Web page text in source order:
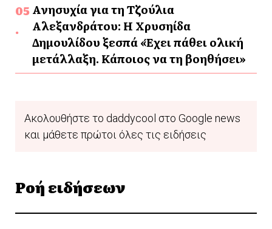
Ανησυχία για τη Τζούλια
Αλεξανδράτου: Η Χρυσηίδα
Δημουλίδου ξεσπά «Έχει πάθει ολική
μετάλλαξη. Κάποιος να τη βοηθήσει»
Ακολουθήστε το daddycool στο Google news
και μάθετε πρώτοι όλες τις ειδήσεις
Ροή ειδήσεων